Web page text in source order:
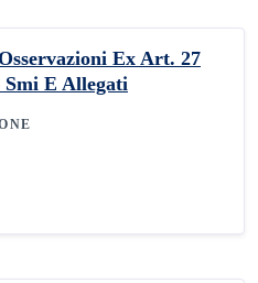
Ex Art. 27
Smi E Allegati